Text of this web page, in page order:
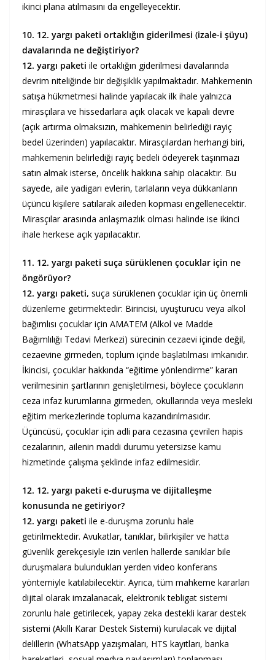
ikinci plana atılmasını da engelleyecektir.
10. 12. yargı paketi ortaklığın giderilmesi (izale-i şüyu)
davalarında ne değiştiriyor?
12. yargı paketi ile ortaklığın giderilmesi davalarında
devrim niteliğinde bir değişiklik yapılmaktadır. Mahkemenin
satışa hükmetmesi halinde yapılacak ilk ihale yalnızca
mirasçılara ve hissedarlara açık olacak ve kapalı devre
(açık artırma olmaksızın, mahkemenin belirlediği rayiç
bedel üzerinden) yapılacaktır. Mirasçılardan herhangi biri,
mahkemenin belirlediği rayiç bedeli ödeyerek taşınmazı
satın almak isterse, öncelik hakkına sahip olacaktır. Bu
sayede, aile yadigarı evlerin, tarlaların veya dükkanların
üçüncü kişilere satılarak aileden kopması engellenecektir.
Mirasçılar arasında anlaşmazlık olması halinde ise ikinci
ihale herkese açık yapılacaktır.
11. 12. yargı paketi suça sürüklenen çocuklar için ne
öngörüyor?
12. yargı paketi, suça sürüklenen çocuklar için üç önemli
düzenleme getirmektedir: Birincisi, uyuşturucu veya alkol
bağımlısı çocuklar için AMATEM (Alkol ve Madde
Bağımlılığı Tedavi Merkezi) sürecinin cezaevi içinde değil,
cezaevine girmeden, toplum içinde başlatılması imkanıdır.
İkincisi, çocuklar hakkında “eğitime yönlendirme” kararı
verilmesinin şartlarının genişletilmesi, böylece çocukların
ceza infaz kurumlarına girmeden, okullarında veya mesleki
eğitim merkezlerinde topluma kazandırılmasıdır.
Üçüncüsü, çocuklar için adli para cezasına çevrilen hapis
cezalarının, ailenin maddi durumu yetersizse kamu
hizmetinde çalışma şeklinde infaz edilmesidir.
12. 12. yargı paketi e-duruşma ve dijitalleşme
konusunda ne getiriyor?
12. yargı paketi ile e-duruşma zorunlu hale
getirilmektedir. Avukatlar, tanıklar, bilirkişiler ve hatta
güvenlik gerekçesiyle izin verilen hallerde sanıklar bile
duruşmalara bulundukları yerden video konferans
yöntemiyle katılabilecektir. Ayrıca, tüm mahkeme kararları
dijital olarak imzalanacak, elektronik tebligat sistemi
zorunlu hale getirilecek, yapay zeka destekli karar destek
sistemi (Akıllı Karar Destek Sistemi) kurulacak ve dijital
delillerin (WhatsApp yazışmaları, HTS kayıtları, banka